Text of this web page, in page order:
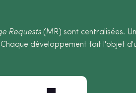
Requests(MR) sont centralisées.
développement fait l'objet